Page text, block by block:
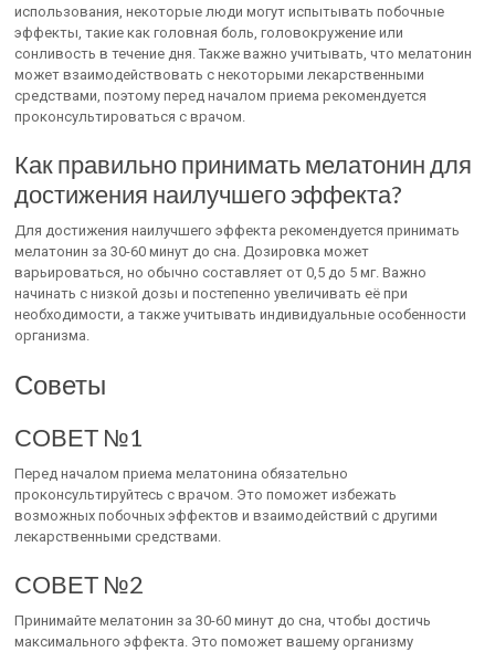
использования, некоторые люди могут испытывать побочные
эффекты, такие как головная боль, головокружение или
сонливость в течение дня. Также важно учитывать, что мелатонин
может взаимодействовать с некоторыми лекарственными
средствами, поэтому перед началом приема рекомендуется
проконсультироваться с врачом.
Как правильно принимать мелатонин для
достижения наилучшего эффекта?
Для достижения наилучшего эффекта рекомендуется принимать
мелатонин за 30-60 минут до сна. Дозировка может
варьироваться, но обычно составляет от 0,5 до 5 мг. Важно
начинать с низкой дозы и постепенно увеличивать её при
необходимости, а также учитывать индивидуальные особенности
организма.
Советы
СОВЕТ №1
Перед началом приема мелатонина обязательно
проконсультируйтесь с врачом. Это поможет избежать
возможных побочных эффектов и взаимодействий с другими
лекарственными средствами.
СОВЕТ №2
Принимайте мелатонин за 30-60 минут до сна, чтобы достичь
максимального эффекта. Это поможет вашему организму